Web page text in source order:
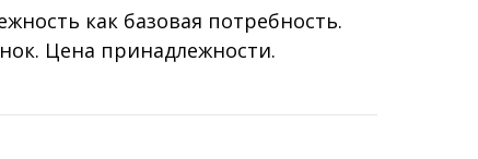
как базовая потребность.
Цена принадлежности.